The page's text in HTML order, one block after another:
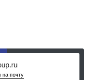
на почту